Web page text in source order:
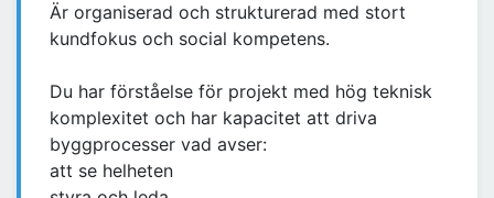
Är organiserad och strukturerad med stort
kundfokus och social kompetens.
Du har förståelse för projekt med hög teknisk
komplexitet och har kapacitet att driva
byggprocesser vad avser:
att se helheten